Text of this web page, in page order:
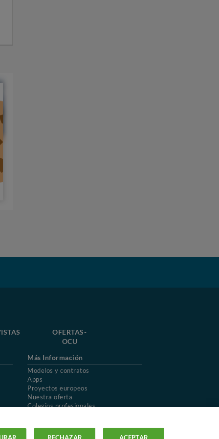
OFERTAS-
OCU
Más Información
Modelos y contratos
Apps
Proyectos europeos
Nuestra oferta
Colegios profesionales
RECHAZAR ACEPTAR